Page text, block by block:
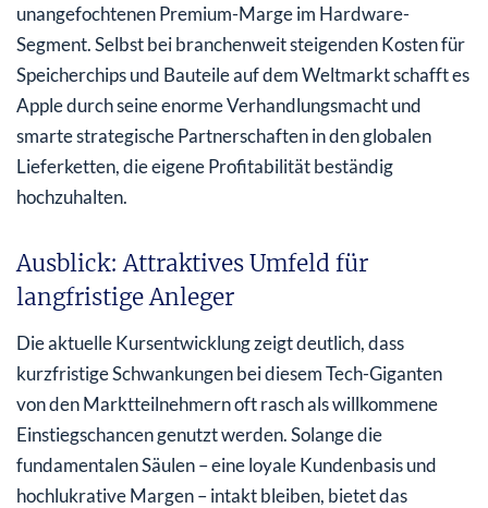
unangefochtenen Premium-Marge im Hardware-
Segment. Selbst bei branchenweit steigenden Kosten für
Speicherchips und Bauteile auf dem Weltmarkt schafft es
Apple durch seine enorme Verhandlungsmacht und
smarte strategische Partnerschaften in den globalen
Lieferketten, die eigene Profitabilität beständig
hochzuhalten.
Ausblick: Attraktives Umfeld für
langfristige Anleger
Die aktuelle Kursentwicklung zeigt deutlich, dass
kurzfristige Schwankungen bei diesem Tech-Giganten
von den Marktteilnehmern oft rasch als willkommene
Einstiegschancen genutzt werden. Solange die
fundamentalen Säulen – eine loyale Kundenbasis und
hochlukrative Margen – intakt bleiben, bietet das